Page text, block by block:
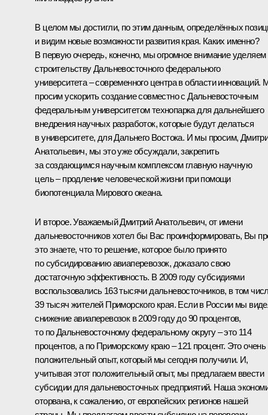
В целом мы достигли, по этим данным, определённых
и видим новые возможности развития края. Каких именно?
В первую очередь, конечно, мы огромное внимание уделяем
строительству Дальневосточного федерального
университета – современного центра в области инноваций.
просим ускорить создание совместно с Дальневосточным
федеральным университетом технопарка для дальнейшего
внедрения научных разработок, которые будут делаться
в университете, для Дальнего Востока. И мы просим,
Анатольевич, мы это уже обсуждали, закрепить
за создающимся научным комплексом главную научную
цель – продление человеческой жизни при помощи
биопотенциала Мирового океана.
И второе. Уважаемый Дмитрий Анатольевич, от имени
дальневосточников хотел бы Вас проинформировать, Вы
это знаете, что то решение, которое было принято
по субсидированию авиаперевозок, доказало свою
достаточную эффективность. В 2009 году субсидиями
воспользовались 163 тысячи дальневосточников, в том
39 тысяч жителей Приморского края. Если в России мы
снижение авиаперевозок в 2009 году до 90 процентов,
то по Дальневосточному федеральному округу – это 114
процентов, а по Приморскому краю – 121 процент. Это очень
положительный опыт, который мы сегодня получили. И,
учитывая этот положительный опыт, мы предлагаем ввести
субсидии для дальневосточных предприятий. Наша
оторвана, к сожалению, от европейских регионов нашей